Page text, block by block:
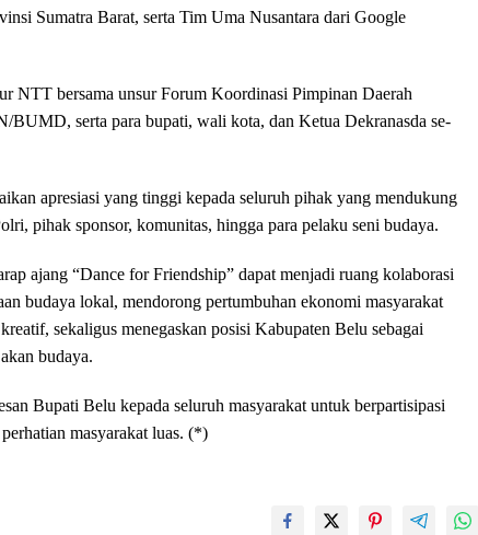
Sumatra Barat, serta Tim Uma Nusantara dari Google
NTT bersama unsur Forum Koordinasi Pimpinan Daerah
serta para bupati, wali kota, dan Ketua Dekranasda se-
apresiasi yang tinggi kepada seluruh pihak yang mendukung
pihak sponsor, komunitas, hingga para pelaku seni budaya.
ajang “Dance for Friendship” dapat menjadi ruang kolaborasi
budaya lokal, mendorong pertumbuhan ekonomi masyarakat
sekaligus menegaskan posisi Kabupaten Belu sebagai
budaya.
Bupati Belu kepada seluruh masyarakat untuk berpartisipasi
masyarakat luas. (*)